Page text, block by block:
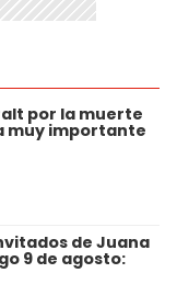
por la muerte
muy importante
de Juana
9 de agosto: